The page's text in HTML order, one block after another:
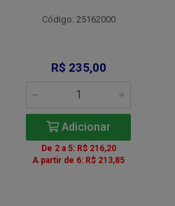
Código: 25162000
R$ 235,00
Adicionar
De 2 a 5: R$ 216,20
A partir de 6: R$ 213,85